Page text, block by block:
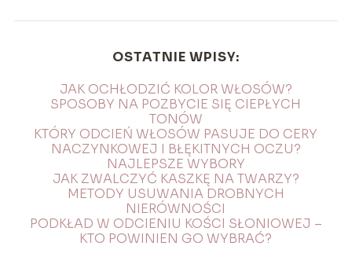
OSTATNIE WPISY:
JAK OCHŁODZIĆ KOLOR WŁOSÓW?
SPOSOBY NA POZBYCIE SIĘ CIEPŁYCH
TONÓW
KTÓRY ODCIEŃ WŁOSÓW PASUJE DO CERY
NACZYNKOWEJ I BŁĘKITNYCH OCZU?
NAJLEPSZE WYBORY
JAK ZWALCZYĆ KASZKĘ NA TWARZY?
METODY USUWANIA DROBNYCH
NIERÓWNOŚCI
PODKŁAD W ODCIENIU KOŚCI SŁONIOWEJ –
KTO POWINIEN GO WYBRAĆ?